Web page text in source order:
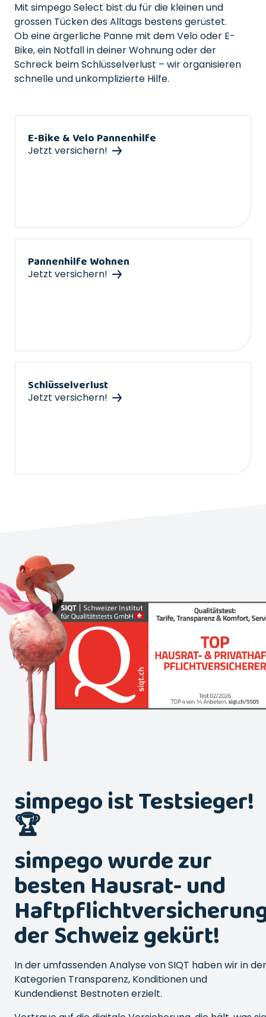
Mit simpego Select bist du für die kleinen und
grossen Tücken des Alltags bestens gerüstet.
Ob eine ärgerliche Panne mit dem Velo oder E-
Bike, ein Notfall in deiner Wohnung oder der
Schreck beim Schlüsselverlust – wir organisieren
schnelle und unkomplizierte Hilfe.
E-Bike & Velo Pannenhilfe
Jetzt versichern!
Pannenhilfe Wohnen
Jetzt versichern!
Schlüsselverlust
Jetzt versichern!
simpego ist Testsieger!
🏆
simpego wurde zur
besten Hausrat- und
der Schweiz gekürt!
In der umfassenden Analyse von SIQT haben wir in
Kategorien Transparenz, Konditionen und
Kundendienst Bestnoten erzielt.